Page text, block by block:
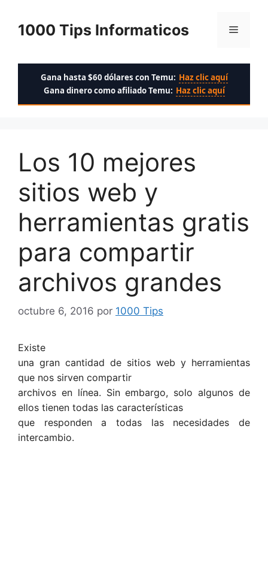
contenido
1000 Tips Informaticos Menú
Gana hasta $60 dólares con Temu: Haz clic aquí
Gana dinero como afiliado Temu: Haz clic aquí
Los 10 mejores
sitios web y
herramientas gratis
para compartir
archivos grandes
octubre 6, 2016 por 1000 Tips
Existe
una gran cantidad de sitios web y herramientas
que nos sirven compartir
archivos en línea. Sin embargo, solo algunos de
ellos tienen todas las características
que responden a todas las necesidades de
intercambio.